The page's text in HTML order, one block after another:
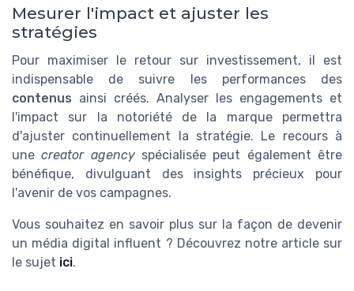
Mesurer l'impact et ajuster les
stratégies
Pour maximiser le retour sur investissement, il est
indispensable de suivre les performances des
contenus ainsi créés. Analyser les engagements et
l'impact sur la notoriété de la marque permettra
d'ajuster continuellement la stratégie. Le recours à
unecreator agencyspécialisée peut également être
bénéfique, divulguant des insights précieux pour
l'avenir de vos campagnes.
Vous souhaitez en savoir plus sur la façon de devenir
un média digital influent ? Découvrez notre article sur
le sujet ici.